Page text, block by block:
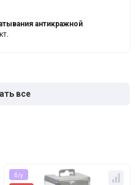
антикражной
все
б/у